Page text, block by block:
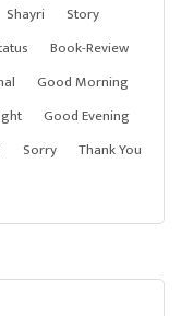
Shayri
Story
Book-Review
Good Morning
Good Evening
Sorry
Thank You